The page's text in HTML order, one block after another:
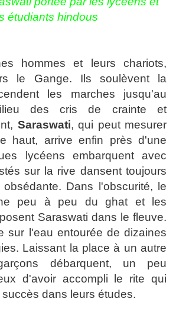
étudiants hindous
et leurs chariots,
le Gange. Ils soulèvent la
les marches jusqu'au
des cris de crainte et
Saraswati, qui peut mesurer
haut, arrive enfin près d'une
lycéens embarquent avec
sur la rive dansent toujours
Dans l'obscurité, le
peu à peu du ghat et les
Saraswati dans le fleuve.
sur l'eau entourée de dizaines
Laissant la place à un autre
débarquent, un peu
d'avoir accompli le rite qui
succès dans leurs études.